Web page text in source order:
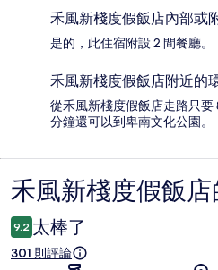
禾風新棧度假飯店內部或
是的，此住宿附設 2 間餐廳。
禾風新棧度假飯店附近的
從禾風新棧度假飯店走路只要
分鐘還可以到卑南文化公園。
評
論
禾風新棧度假飯
9.2 太棒了
301 則評論